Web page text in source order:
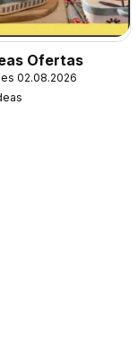
Ofertas
02.08.2026